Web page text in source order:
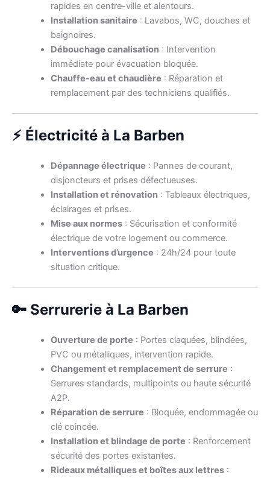
rapides en centre-ville et alentours.
Installation sanitaire : Lavabos, WC, douches et
baignoires.
Débouchage canalisation: Intervention
immédiate pour évacuation bloquée.
Chauffe-eau et chaudière : Réparation et
remplacement par des techniciens qualifiés.
⚡ Électricité à La Barben
Dépannage électrique : Pannes de courant,
disjoncteurs et prises défectueuses.
Installation et rénovation: Tableaux électriques,
éclairages et prises.
Mise aux normes: Sécurisation et conformité
électrique de votre logement ou commerce.
Interventions d’urgence : 24h/24 pour toute
situation critique.
🔑 Serrurerie à La Barben
Ouverture de porte : Portes claquées, blindées,
PVC ou métalliques, intervention rapide.
Changement et remplacement de serrure :
Serrures standards, multipoints ou haute sécurité
A2P.
Réparation de serrure : Bloquée, endommagée ou
clé coincée.
Installation et blindage de porte : Renforcement
sécurité des portes existantes.
Rideaux métalliques et boîtes aux lettres: